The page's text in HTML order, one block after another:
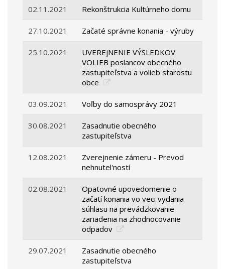
02.11.2021 Rekonštrukcia Kultúrneho domu
27.10.2021 Začaté správne konania - výruby
25.10.2021
UVEREjNENIE VÝSLEDKOV
VOLIEB poslancov obecného
zastupiteľstva a volieb starostu
obce
03.09.2021 Voľby do samosprávy 2021
30.08.2021
Zasadnutie obecného
zastupiteľstva
12.08.2021
Zverejnenie zámeru - Prevod
nehnutel'ností
02.08.2021
Opätovné upovedomenie o
začatí konania vo veci vydania
súhlasu na prevádzkovanie
zariadenia na zhodnocovanie
odpadov
29.07.2021
Zasadnutie obecného
zastupiteľstva